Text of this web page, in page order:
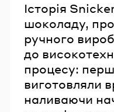
Історія
шоколаду,
ручного
до
процесу:
виготовляли
наливаючи